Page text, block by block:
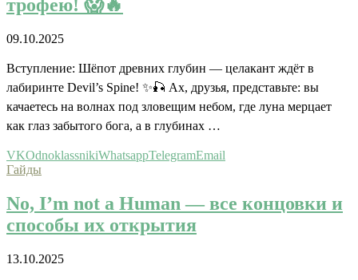
трофею! 😱🔥
09.10.2025
Вступление: Шёпот древних глубин — целакант ждёт в
лабиринте Devil’s Spine! ✨🎣 Ах, друзья, представьте: вы
качаетесь на волнах под зловещим небом, где луна мерцает
как глаз забытого бога, а в глубинах …
VKOdnoklassnikiWhatsappTelegramEmail
Гайды
No, I’m not a Human — все концовки и
способы их открытия
13.10.2025